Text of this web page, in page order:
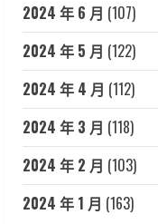
2024 年 6 月 (107)
2024 年 5 月 (122)
2024 年 4 月 (112)
2024 年 3 月 (118)
2024 年 2 月 (103)
2024 年 1 月 (163)